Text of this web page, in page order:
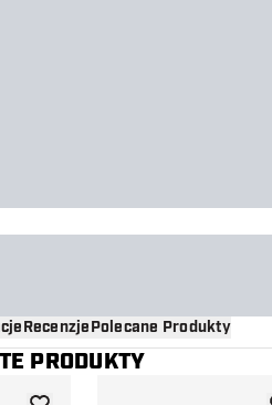
RecenzjePolecane Produkty
PRODUKTY